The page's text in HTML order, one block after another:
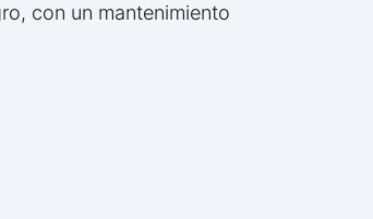
con un mantenimiento